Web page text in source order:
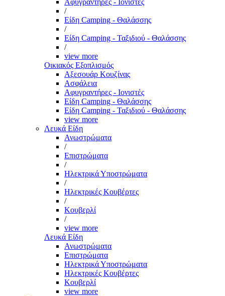
Αφυγραντήρες - Ιονιστές
/
Είδη Camping - Θαλάσσης
/
Είδη Camping - Ταξιδιού - Θαλάσσης
/
view more
Οικιακός Εξοπλισμός
Αξεσουάρ Κουζίνας
Ασφάλεια
Αφυγραντήρες - Ιονιστές
Είδη Camping - Θαλάσσης
Είδη Camping - Ταξιδιού - Θαλάσσης
view more
Λευκά Είδη
Ανωστρώματα
/
Επιστρώματα
/
Ηλεκτρικά Υποστρώματα
/
Ηλεκτρικές Κουβέρτες
/
Κουβερλί
/
view more
Λευκά Είδη
Ανωστρώματα
Επιστρώματα
Ηλεκτρικά Υποστρώματα
Ηλεκτρικές Κουβέρτες
Κουβερλί
view more